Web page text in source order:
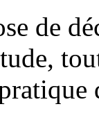
de